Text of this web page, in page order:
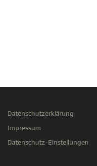
Datenschutzerklärung
Impressum
Datenschutz-Einstellungen